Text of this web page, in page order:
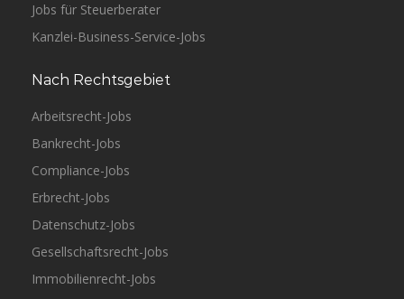
Jobs für Steuerberater
Kanzlei-Business-Service-Jobs
Nach Rechtsgebiet
Arbeitsrecht-Jobs
Bankrecht-Jobs
Compliance-Jobs
Erbrecht-Jobs
Datenschutz-Jobs
Gesellschaftsrecht-Jobs
Immobilienrecht-Jobs